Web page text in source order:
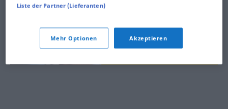
Liste der Partner (Lieferanten)
Mehr Optionen Akzeptieren